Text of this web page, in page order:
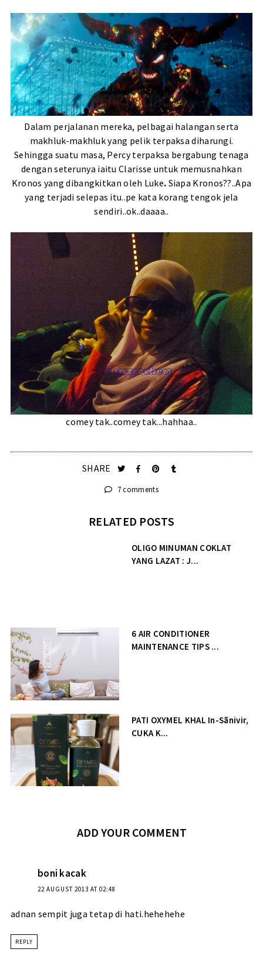
Dalam perjalanan mereka, pelbagai halangan serta
makhluk-makhluk yang pelik terpaksa diharungi.
Sehingga suatu masa, Percy terpaksa bergabung tenaga
dengan seterunya iaitu Clarisse untuk memusnahkan
Kronos yang dibangkitkan oleh Luke. Siapa Kronos??..Apa
yang terjadi selepas itu..pe kata korang tengok jela
sendiri..ok..daaaa..
comey tak..comey tak...hahhaa..
SHARE
7 comments
RELATED POSTS
OLIGO MINUMAN COKLAT
YANG LAZAT : J...
6 AIR CONDITIONER
MAINTENANCE TIPS ...
PATI OXYMEL KHAL In-Sãnivir,
CUKA K...
ADD YOUR COMMENT
boni kacak
22 AUGUST 2013 AT 02:48
adnan sempit juga tetap di hati.hehehehe
REPLY